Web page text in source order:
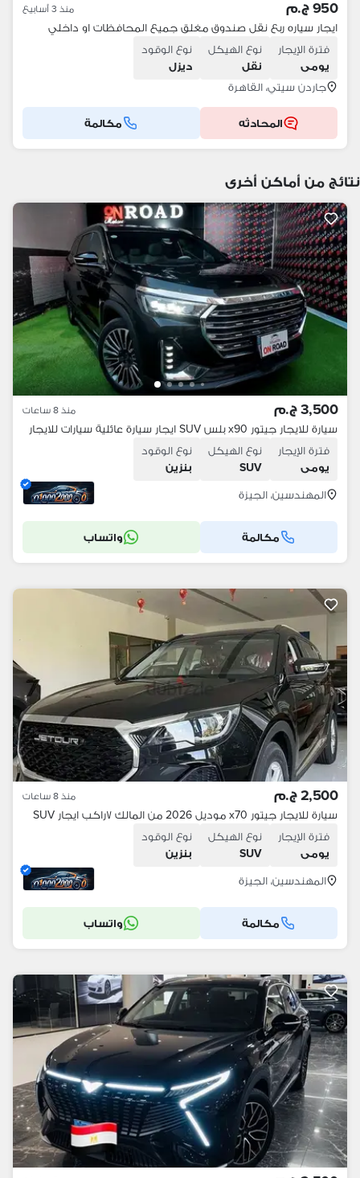
950 ج.م منذ 3 أسابيع
ايجار سياره ربع نقل صندوق مغلق جميع المحافظات او داخلي
فترة الإيجار
يومى
نوع الهيكل
نقل
نوع الوقود
ديزل
جاردن سيتي، القاهرة
المحادثه مكالمة
نتائج من أماكن أخرى
3,500 ج.م منذ 8 ساعات
سيارة للايجار جيتور x90 بلس SUV ايجار سيارة عائلية سيارات للايجار
فترة الإيجار
يومى
نوع الهيكل
SUV
نوع الوقود
بنزين
المهندسين، الجيزة
مكالمة واتساب
2,500 ج.م منذ 8 ساعات
سيارة للايجار جيتور x70 موديل 2026 من المالك ٧راكب ايجار SUV
فترة الإيجار
يومى
نوع الهيكل
SUV
نوع الوقود
بنزين
المهندسين، الجيزة
مكالمة واتساب